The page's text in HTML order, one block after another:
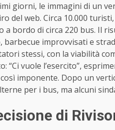
giorni, le immagini di un
del web. Circa 10.000
a bordo di circa 220 bus. Il
barbecue improvvisati e
stessi, con la viabilità
“Ci vuole l’esercito”,
imponente. Dopo un
per i bus, ma alcuni
di